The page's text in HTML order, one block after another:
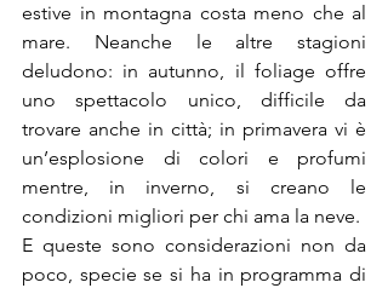
estive in montagna costa meno che al
mare. Neanche le altre stagioni
deludono: in autunno, il foliage offre
uno spettacolo unico, difficile da
trovare anche in città; in primavera vi è
un’esplosione di colori e profumi
mentre, in inverno, si creano le
condizioni migliori per chi ama la neve.
E queste sono considerazioni non da
poco, specie se si ha in programma di